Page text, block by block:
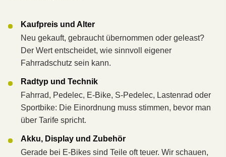
Kaufpreis und Alter
Neu gekauft, gebraucht übernommen oder geleast?
Der Wert entscheidet, wie sinnvoll eigener
Fahrradschutz sein kann.
Radtyp und Technik
Fahrrad, Pedelec, E-Bike, S-Pedelec, Lastenrad oder
Sportbike: Die Einordnung muss stimmen, bevor man
über Tarife spricht.
Akku, Display und Zubehör
Gerade bei E-Bikes sind Teile oft teuer. Wir schauen,